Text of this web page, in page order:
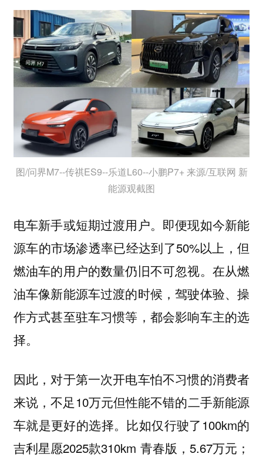
图/问界M7--传祺ES9--乐道L60--小鹏P7+ 来源/互联网 新
能源观截图
电车新手或短期过渡用户。 即便现如今新能
源车的市场渗透率已经达到了50%以上，但
燃油车的用户的数量仍旧不可忽视。在从燃
油车像新能源车过渡的时候，驾驶体验、操
作方式甚至驻车习惯等，都会影响车主的选
择。
因此，对于第一次开电车怕不习惯的消费者
来说，不足10万元但性能不错的二手新能源
车就是更好的选择。比如仅行驶了100km的
吉利星愿2025款310km 青春版，5.67万元；